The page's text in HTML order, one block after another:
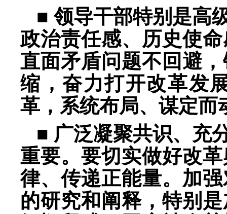
■ 领导干部特别是高
政治责任感、历史使
直面矛盾问题不回避
缩，奋力打开改革发
革，系统布局、谋定而
■ 广泛凝聚共识、充
重要。要切实做好改
律、传递正能量。加
的研究和阐释，特别